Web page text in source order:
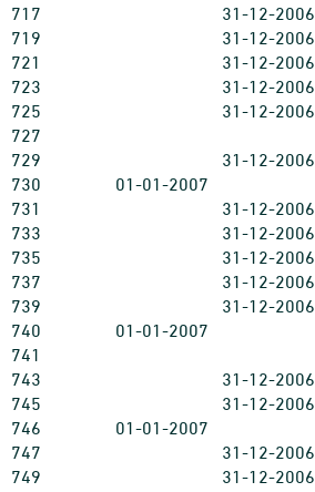
717
31-12-2006
719
31-12-2006
721
31-12-2006
723
31-12-2006
725
31-12-2006
727
729
31-12-2006
730
01-01-2007
731
31-12-2006
733
31-12-2006
735
31-12-2006
737
31-12-2006
739
31-12-2006
740
01-01-2007
741
743
31-12-2006
745
31-12-2006
746
01-01-2007
747
31-12-2006
749
31-12-2006